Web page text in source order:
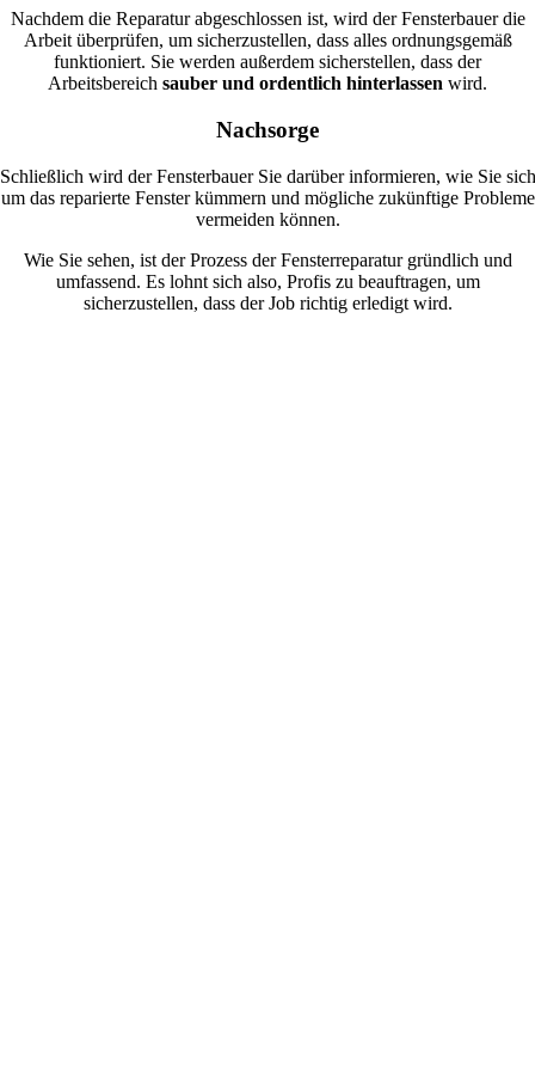
Nachdem die Reparatur abgeschlossen ist, wird der Fensterbauer die
Arbeit überprüfen, um sicherzustellen, dass alles ordnungsgemäß
funktioniert. Sie werden außerdem sicherstellen, dass der
Arbeitsbereich sauber und ordentlich hinterlassen wird.
Nachsorge
Schließlich wird der Fensterbauer Sie darüber informieren, wie Sie sich
um das reparierte Fenster kümmern und mögliche zukünftige Probleme
vermeiden können.
Wie Sie sehen, ist der Prozess der Fensterreparatur gründlich und
umfassend. Es lohnt sich also, Profis zu beauftragen, um
sicherzustellen, dass der Job richtig erledigt wird.